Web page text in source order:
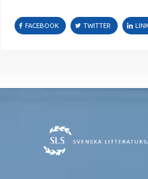
FACEBOOK TWITTER